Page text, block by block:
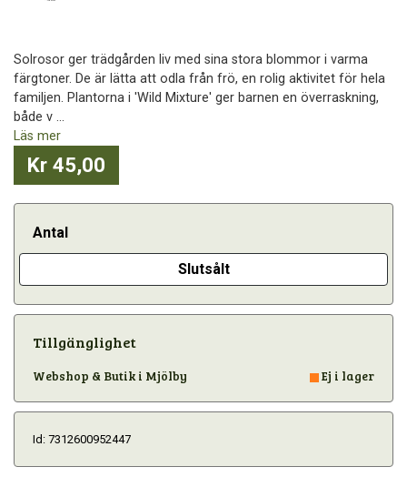
Solrosor ger trädgården liv med sina stora blommor i varma
färgtoner. De är lätta att odla från frö, en rolig aktivitet för hela
familjen. Plantorna i 'Wild Mixture' ger barnen en överraskning,
både v ...
Läs mer
Kr 45,00
Antal
Slutsålt
Tillgänglighet
Webshop & Butik i Mjölby Ej i lager
Id: 7312600952447